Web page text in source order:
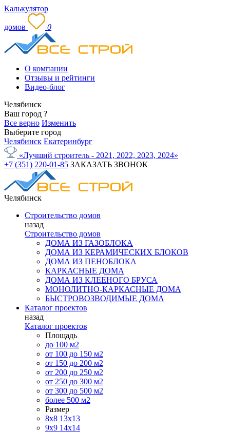
Калькулятор
домов 0
О компании
Отзывы и рейтинги
Видео-блог
Челябинск
Ваш город ?
Все верно Изменить
Выберите город
Челябинск Екатеринбург
«Лучший строитель - 2021, 2022, 2023, 2024»
+7 (351) 220-01-85 ЗАКАЗАТЬ ЗВОНОК
Челябинск
Строительство домов
назад
Строительство домов
ДОМА ИЗ ГАЗОБЛОКА
ДОМА ИЗ КЕРАМИЧЕСКИХ БЛОКОВ
ДОМА ИЗ ПЕНОБЛОКА
КАРКАСНЫЕ ДОМА
ДОМА ИЗ КЛЕЕНОГО БРУСА
МОНОЛИТНО-КАРКАСНЫЕ ДОМА
БЫСТРОВОЗВОДИМЫЕ ДОМА
Каталог проектов
назад
Каталог проектов
Площадь
до 100 м2
от 100 до 150 м2
от 150 до 200 м2
от 200 до 250 м2
от 250 до 300 м2
от 300 до 500 м2
более 500 м2
Размер
8х8 13х13
9х9 14х14